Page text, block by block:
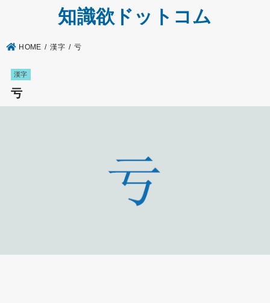
知識欲ドットコム
HOME 漢字 亏
漢字
亏